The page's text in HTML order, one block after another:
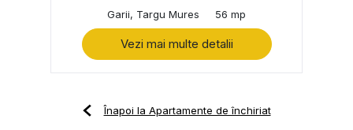
Garii, Targu Mures
56 mp
Vezi mai multe detalii
Înapoi la Apartamente de închiriat